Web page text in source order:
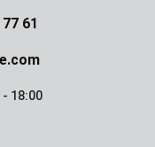
61
- 18:00